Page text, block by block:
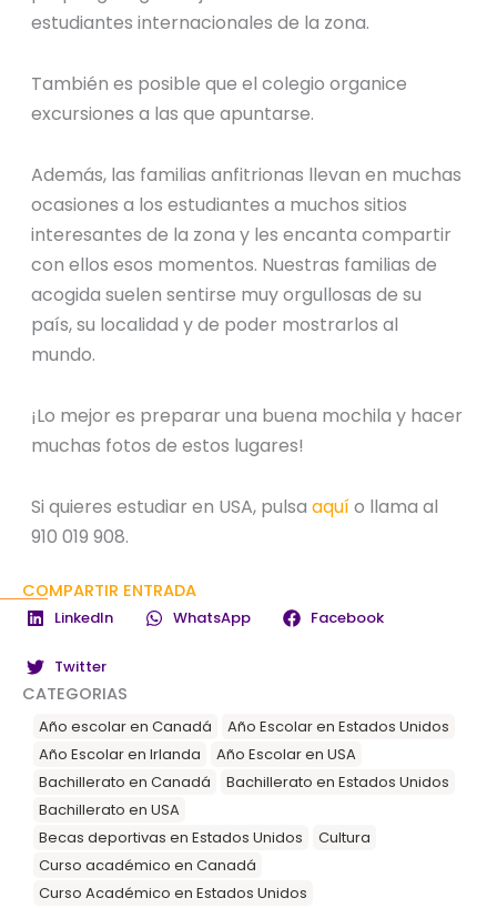
estudiantes internacionales de la zona.
También es posible que el colegio organice
excursiones a las que apuntarse.
Además, las familias anfitrionas llevan en muchas
ocasiones a los estudiantes a muchos sitios
interesantes de la zona y les encanta compartir
con ellos esos momentos. Nuestras familias de
acogida suelen sentirse muy orgullosas de su
país, su localidad y de poder mostrarlos al
mundo.
¡Lo mejor es preparar una buena mochila y hacer
muchas fotos de estos lugares!
Si quieres estudiar en USA, pulsa aquío llama al
910 019 908.
COMPARTIR ENTRADA
LinkedIn WhatsApp Facebook
Twitter
CATEGORIAS
Año escolar en Canadá
Año Escolar en Estados Unidos
Año Escolar en Irlanda
Año Escolar en USA
Bachillerato en Canadá
Bachillerato en Estados Unidos
Bachillerato en USA
Becas deportivas en Estados Unidos
Cultura
Curso académico en Canadá
Curso Académico en Estados Unidos